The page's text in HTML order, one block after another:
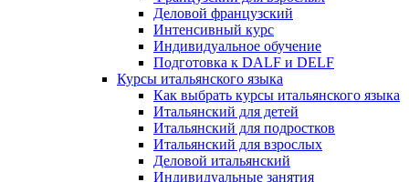
Деловой французский
Интенсивный курс
Индивидуальное обучение
Подготовка к DALF и DELF
Курсы итальянского языка
Как выбрать курсы итальянского языка
Итальянский для детей
Итальянский для подростков
Итальянский для взрослых
Деловой итальянский
Индивидуальные занятия